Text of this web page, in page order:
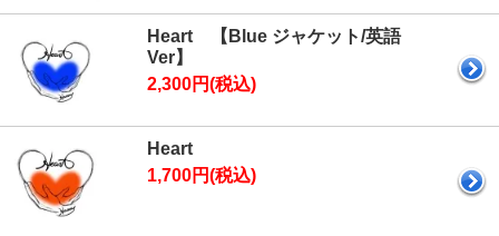
Heart 【Blue ジャケット/英語
Ver】
2,300円(税込)
Heart
1,700円(税込)